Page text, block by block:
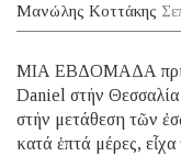
Μανώλης Κοττάκης
ΜΙΑ ΕΒΔΟΜΑΔΑ πρίν
Daniel στήν
στήν μετάθεση τῶν
κατά ἑπτά μέρες,